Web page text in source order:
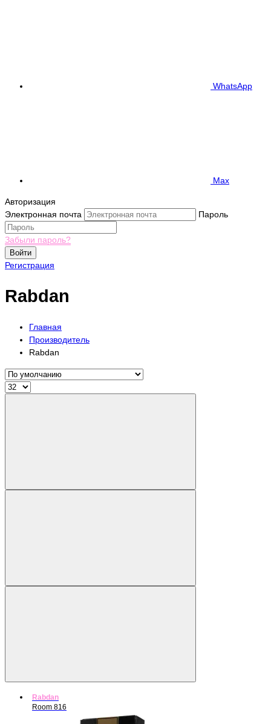
WhatsApp
Max
Авторизация
Электронная почта
Пароль
Забыли пароль?
Войти
Регистрация
Rabdan
Главная
Производитель
Rabdan
Rabdan
Room 816